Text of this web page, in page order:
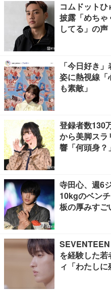
コムドット
披露「めちゃ
してる」の声
「今日好き
姿に熱視線「
も素敵」
登録者数130
から美脚スラ
響「何頭身？
寺田心、週6
10kgのベン
板の厚みすご
を経験した
ィ「わたし